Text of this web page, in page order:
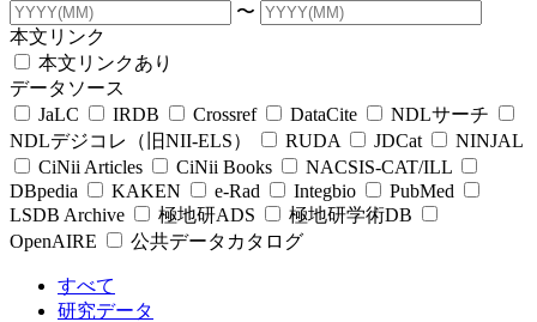
〜
本文リンク
本文リンクあり
データソース
JaLC
IRDB Crossref DataCite
NDLサーチ
NDLデジコレ（旧NII-ELS）
RUDA JDCat
NINJAL
CiNii Articles
CiNii Books
NACSIS-CAT/ILL
DBpedia
KAKEN e-Rad Integbio
PubMed
LSDB Archive
極地研ADS
極地研学術DB
OpenAIRE
公共データカタログ
すべて
研究データ